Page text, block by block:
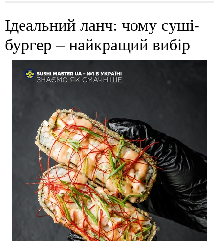
Ідеальний ланч: чому суші-
бургер – найкращий вибір